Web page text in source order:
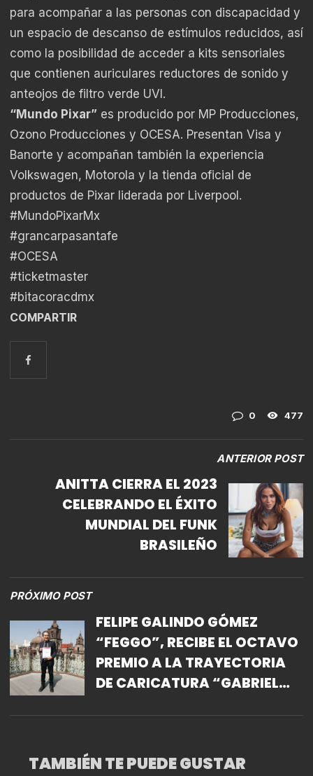
para acompañar a las personas con discapacidad y
un espacio de descanso de estímulos reducidos, así
como la posibilidad de acceder a kits sensoriales
que contienen auriculares reductores de sonido y
anteojos de filtro verde UVI.
“Mundo Pixar” es producido por MP Producciones,
Ozono Producciones y OCESA. Presentan Visa y
Banorte y acompañan también la experiencia
Volkswagen, Motorola y la tienda oficial de
productos de Pixar liderada por Liverpool.
#MundoPixarMx
#grancarpasantafe
#OCESA
#ticketmaster
#bitacoracdmx
COMPARTIR
0 477
ANTERIOR POST
ANITTA CIERRA EL 2023
CELEBRANDO EL ÉXITO
MUNDIAL DEL FUNK
BRASILEÑO
PRÓXIMO POST
FELIPE GALINDO GÓMEZ
“FEGGO”, RECIBE EL OCTAVO
PREMIO A LA TRAYECTORIA
DE CARICATURA “GABRIEL
TAMBIÉN TE PUEDE GUSTAR